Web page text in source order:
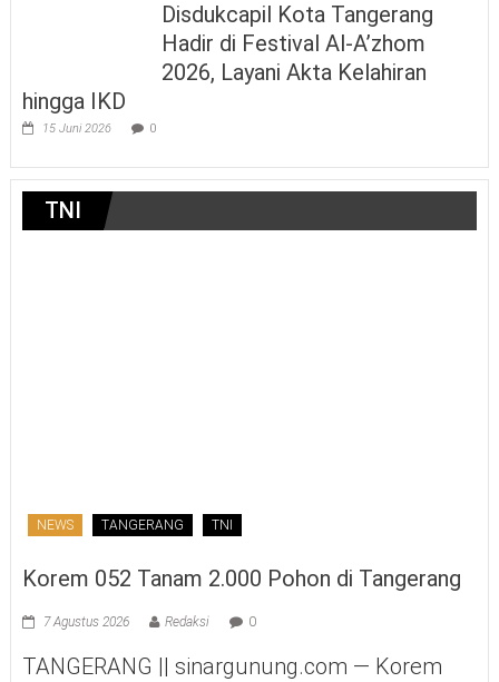
Disdukcapil Kota Tangerang
Hadir di Festival Al-A’zhom
2026, Layani Akta Kelahiran
hingga IKD
15 Juni 2026 0
TNI
NEWS TANGERANG TNI
Korem 052 Tanam 2.000 Pohon di Tangerang
7 Agustus 2026 Redaksi 0
TANGERANG || sinargunung.com — Korem